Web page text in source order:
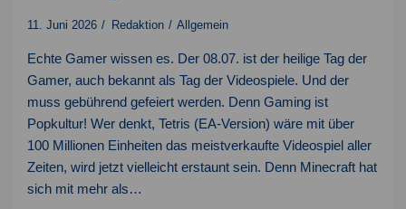
11. Juni 2026 Redaktion Allgemein
Echte Gamer wissen es. Der 08.07. ist der heilige Tag der
Gamer, auch bekannt als Tag der Videospiele. Und der
muss gebührend gefeiert werden. Denn Gaming ist
Popkultur! Wer denkt, Tetris (EA-Version) wäre mit über
100 Millionen Einheiten das meistverkaufte Videospiel aller
Zeiten, wird jetzt vielleicht erstaunt sein. Denn Minecraft hat
sich mit mehr als…